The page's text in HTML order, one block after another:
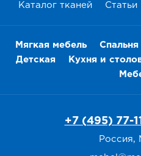
Каталог тканей
Статьи
Мягкая мебель Спальня
Детская
Кухня и
+7 (495) 77-
Россия,